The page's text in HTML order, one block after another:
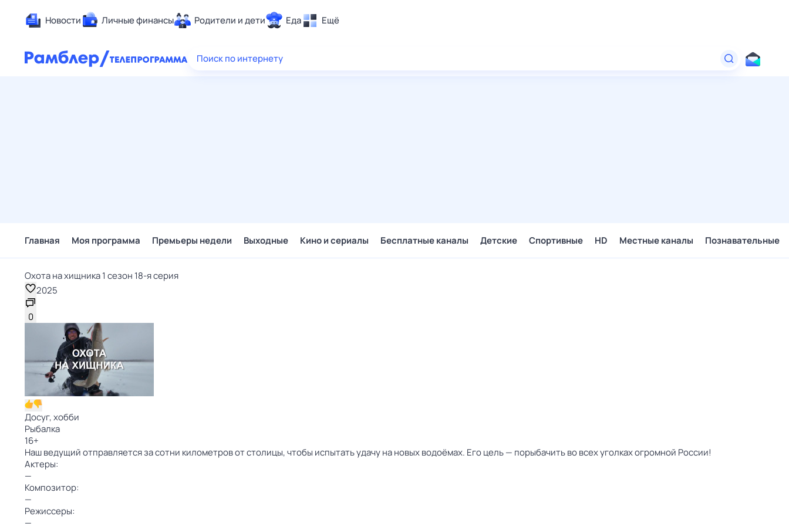
Новости Личные финансы Родители и дети Еда Ещё
Здоровье
Поиск по интернету
Главная Моя программа Премьеры недели Выходные Кино и сериалы Бесплатные каналы Детские Спортивные HD Местные каналы Познавательные
Охота на хищника 1 сезон 18-я серия
2025
0
Досуг, хобби
Рыбалка
16+
Наш ведущий отправляется за сотни километров от столицы, чтобы испытать удачу на новых водоёмах. Его цель — порыбачить во всех уголках огромной России!
Актеры:
—
Композитор:
—
Режиссеры:
—